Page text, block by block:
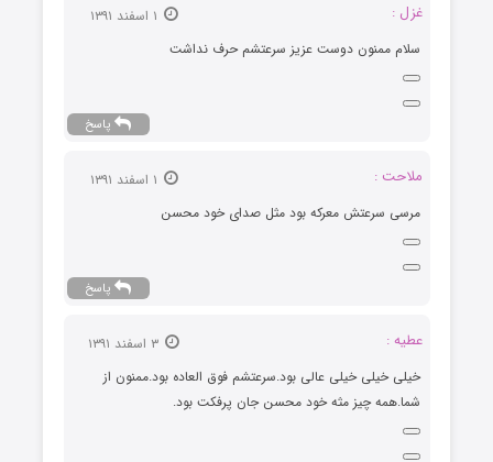
غزل :
سلام ممنون دوست عزیز سرعتشم حرف نداشت
پاسخ
ملاحت :
مرسی سرعتش معرکه بود مثل صدای خود محسن
پاسخ
عطیه :
خیلی خیلی خیلی عالی بود.سرعتشم فوق العاده بود.ممنون از
شما.همه چیز مثه خود محسن جان پرفکت بود.